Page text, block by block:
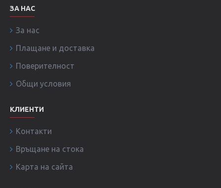
ЗА НАС
За нас
Плащане и доставка
Поверителност
Общи условия
КЛИЕНТИ
Контакти
Връщане на стока
Карта на сайта